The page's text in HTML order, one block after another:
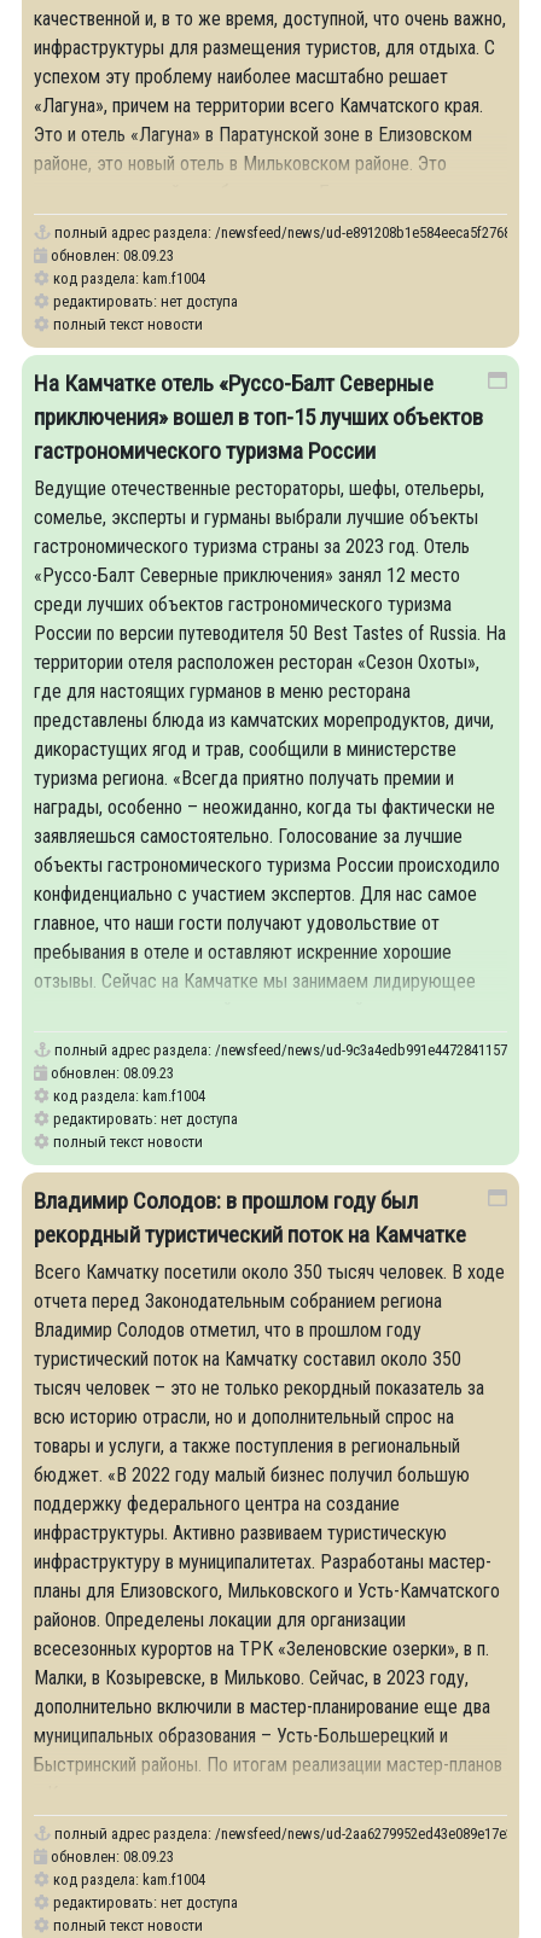
качественной и, в то же время, доступной, что очень важно,
инфраструктуры для размещения туристов, для отдыха. С
успехом эту проблему наиболее масштабно решает
«Лагуна», причем на территории всего Камчатского края.
Это и отель «Лагуна» в Паратунской зоне в Елизовском
районе, это новый отель в Мильковском районе. Это
полный адрес раздела: /newsfeed/news/ud-
обновлен: 08.09.23
код раздела: kam.f1004
редактировать: нет доступа
полный текст новости
На Камчатке отель «Руссо-Балт Северные
приключения» вошел в топ-15 лучших объектов
гастрономического туризма России
Ведущие отечественные рестораторы, шефы, отельеры,
сомелье, эксперты и гурманы выбрали лучшие объекты
гастрономического туризма страны за 2023 год. Отель
«Руссо-Балт Северные приключения» занял 12 место
среди лучших объектов гастрономического туризма
России по версии путеводителя 50 Best Tastes of Russia. На
территории отеля расположен ресторан «Сезон Охоты»,
где для настоящих гурманов в меню ресторана
представлены блюда из камчатских морепродуктов, дичи,
дикорастущих ягод и трав, сообщили в министерстве
туризма региона. «Всегда приятно получать премии и
награды, особенно – неожиданно, когда ты фактически не
заявляешься самостоятельно. Голосование за лучшие
объекты гастрономического туризма России происходило
конфиденциально с участием экспертов. Для нас самое
главное, что наши гости получают удовольствие от
пребывания в отеле и оставляют искренние хорошие
отзывы. Сейчас на Камчатке мы занимаем лидирующее
полный адрес раздела: /newsfeed/news/ud-
обновлен: 08.09.23
код раздела: kam.f1004
редактировать: нет доступа
полный текст новости
Владимир Солодов: в прошлом году был
рекордный туристический поток на Камчатке
Всего Камчатку посетили около 350 тысяч человек. В ходе
отчета перед Законодательным собранием региона
Владимир Солодов отметил, что в прошлом году
туристический поток на Камчатку составил около 350
тысяч человек – это не только рекордный показатель за
всю историю отрасли, но и дополнительный спрос на
товары и услуги, а также поступления в региональный
бюджет. «В 2022 году малый бизнес получил большую
поддержку федерального центра на создание
инфраструктуры. Активно развиваем туристическую
инфраструктуру в муниципалитетах. Разработаны мастер-
планы для Елизовского, Мильковского и Усть-Камчатского
районов. Определены локации для организации
всесезонных курортов на ТРК «Зеленовские озерки», в п.
Малки, в Козыревске, в Мильково. Сейчас, в 2023 году,
дополнительно включили в мастер-планирование еще два
муниципальных образования – Усть-Большерецкий и
Быстринский районы. По итогам реализации мастер-планов
полный адрес раздела: /newsfeed/news/ud-
обновлен: 08.09.23
код раздела: kam.f1004
редактировать: нет доступа
полный текст новости